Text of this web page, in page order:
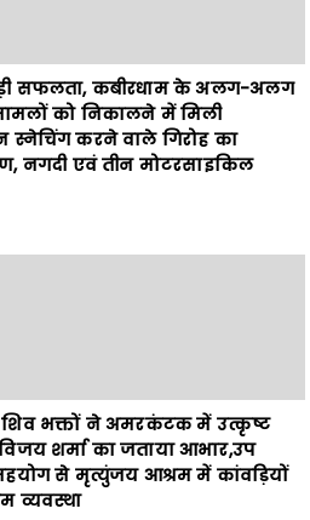
करने वाले गिरोह का
नगदी एवं तीन मोटरसाइकिल
से मृत्युंजय आश्रम में कांवड़ियों
व्यवस्था